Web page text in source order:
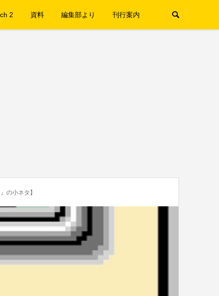
2 資料 編集部より 刊行案内
の小ネタ】